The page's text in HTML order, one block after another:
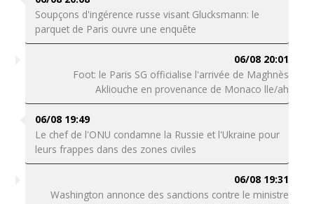
Soupçons d'ingérence russe visant Glucksmann: le
parquet de Paris ouvre une enquête
06/08 20:01
Foot: le Paris SG officialise l'arrivée de Maghnès
Akliouche en provenance de Monaco lle/ah
06/08 19:49
Le chef de l'ONU condamne la Russie et l'Ukraine pour
leurs frappes dans des zones civiles
06/08 19:31
Washington annonce des sanctions contre le ministre